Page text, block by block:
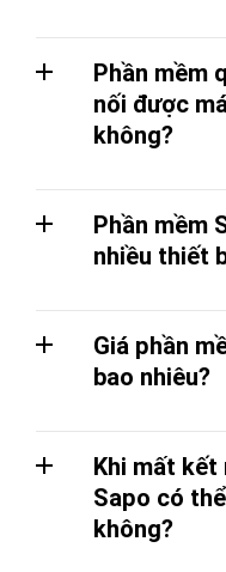
Phần mềm
nối được
không?
Phần mềm
nhiều thiết
Giá phần
bao nhiêu?
Khi mất kết
Sapo có
không?